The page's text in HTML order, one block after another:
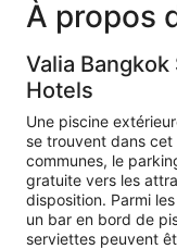
À propos
Valia
Hotels
Une piscine
se trouvent dans
communes, le
gratuite vers les
disposition. Parmi
un bar en bord de
serviettes peuvent